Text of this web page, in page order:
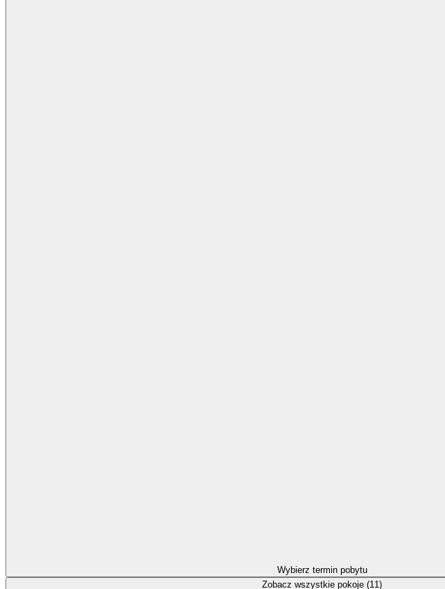
Wybierz termin pobytu
Zobacz wszystkie pokoje (11)